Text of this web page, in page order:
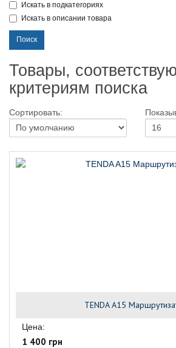
Искать в подкатегориях
Искать в описании товара
Товары,
критериям поиска
Сортировать:
TENDA A15
Цена:
1 400 грн